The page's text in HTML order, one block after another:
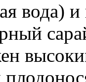
вода)